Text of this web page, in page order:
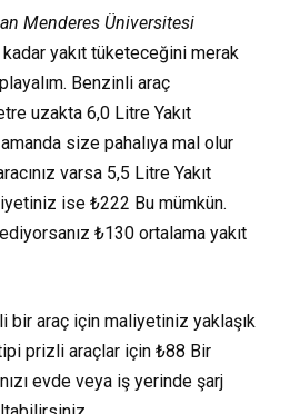
Menderes Üniversitesi
kadar yakıt tüketeceğini merak
Benzinli araç
uzakta 6,0 Litre Yakıt
size pahalıya mal olur
varsa 5,5 Litre Yakıt
ise ₺222 Bu mümkün.
₺130 ortalama yakıt
araç için maliyetiniz yaklaşık
prizli araçlar için ₺88 Bir
evde veya iş yerinde şarj